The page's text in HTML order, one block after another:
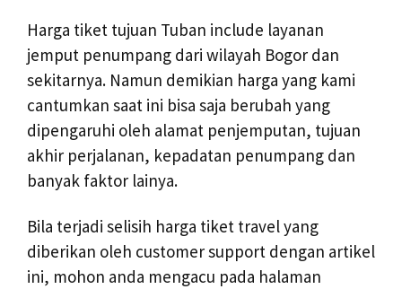
Harga tiket tujuan Tuban include layanan
jemput penumpang dari wilayah Bogor dan
sekitarnya. Namun demikian harga yang kami
cantumkan saat ini bisa saja berubah yang
dipengaruhi oleh alamat penjemputan, tujuan
akhir perjalanan, kepadatan penumpang dan
banyak faktor lainya.
Bila terjadi selisih harga tiket travel yang
diberikan oleh customer support dengan artikel
ini, mohon anda mengacu pada halaman